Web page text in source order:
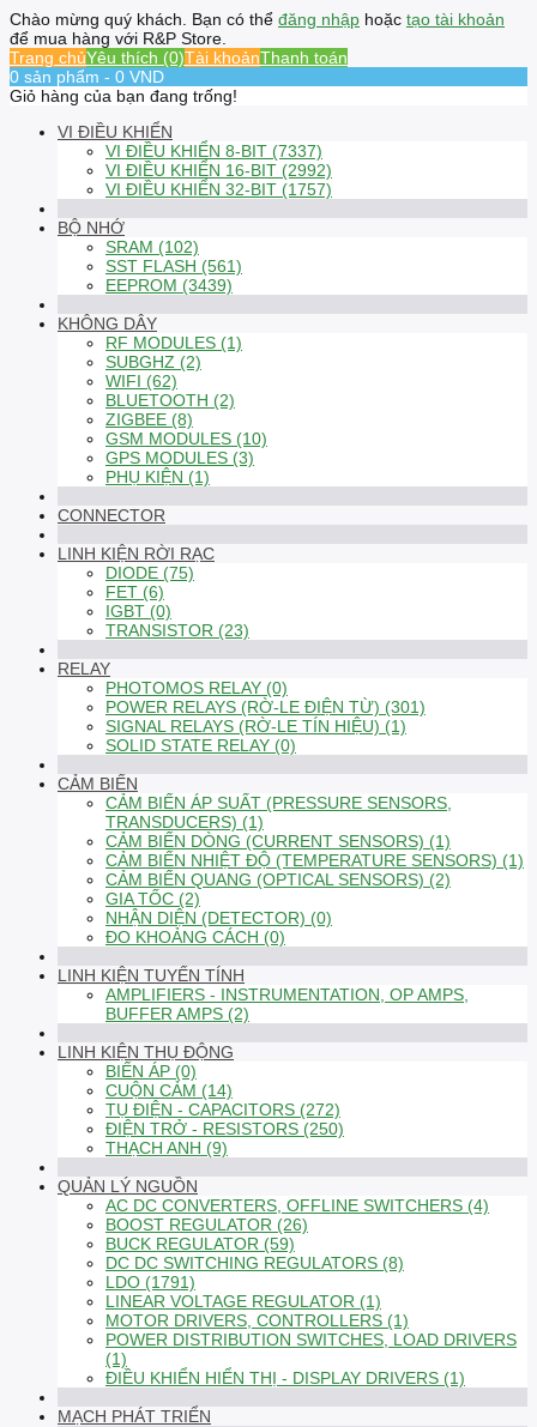
Chào mừng quý khách. Bạn có thể đăng nhập hoặc tạo tài khoản
để mua hàng với R&P Store.
Trang chủYêu thích (0)Tài khoảnThanh toán
0 sản phẩm - 0 VND
Giỏ hàng của bạn đang trống!
VI ĐIỀU KHIỂN
VI ĐIỀU KHIỂN 8-BIT (7337)
VI ĐIỀU KHIỂN 16-BIT (2992)
VI ĐIỀU KHIỂN 32-BIT (1757)
BỘ NHỚ
SRAM (102)
SST FLASH (561)
EEPROM (3439)
KHÔNG DÂY
RF MODULES (1)
SUBGHZ (2)
WIFI (62)
BLUETOOTH (2)
ZIGBEE (8)
GSM MODULES (10)
GPS MODULES (3)
PHỤ KIỆN (1)
CONNECTOR
LINH KIỆN RỜI RẠC
DIODE (75)
FET (6)
IGBT (0)
TRANSISTOR (23)
RELAY
PHOTOMOS RELAY (0)
POWER RELAYS (RỜ-LE ĐIỆN TỪ) (301)
SIGNAL RELAYS (RỜ-LE TÍN HIỆU) (1)
SOLID STATE RELAY (0)
CẢM BIẾN
CẢM BIẾN ÁP SUẤT (PRESSURE SENSORS,
TRANSDUCERS) (1)
CẢM BIẾN DÒNG (CURRENT SENSORS) (1)
CẢM BIẾN NHIỆT ĐỘ (TEMPERATURE SENSORS) (1)
CẢM BIẾN QUANG (OPTICAL SENSORS) (2)
GIA TỐC (2)
NHẬN DIỆN (DETECTOR) (0)
ĐO KHOẢNG CÁCH (0)
LINH KIỆN TUYẾN TÍNH
AMPLIFIERS - INSTRUMENTATION, OP AMPS,
BUFFER AMPS (2)
LINH KIỆN THỤ ĐỘNG
BIẾN ÁP (0)
CUỘN CẢM (14)
TỤ ĐIỆN - CAPACITORS (272)
ĐIỆN TRỞ - RESISTORS (250)
THẠCH ANH (9)
QUẢN LÝ NGUỒN
AC DC CONVERTERS, OFFLINE SWITCHERS (4)
BOOST REGULATOR (26)
BUCK REGULATOR (59)
DC DC SWITCHING REGULATORS (8)
LDO (1791)
LINEAR VOLTAGE REGULATOR (1)
MOTOR DRIVERS, CONTROLLERS (1)
POWER DISTRIBUTION SWITCHES, LOAD DRIVERS
(1)
ĐIỀU KHIỂN HIỂN THỊ - DISPLAY DRIVERS (1)
MẠCH PHÁT TRIỂN